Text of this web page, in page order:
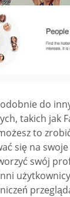
do
takich jak
to
się na
swój